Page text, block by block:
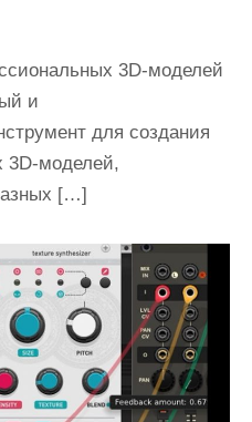
3D-моделей
и
для создания
3D-моделей,
[…]